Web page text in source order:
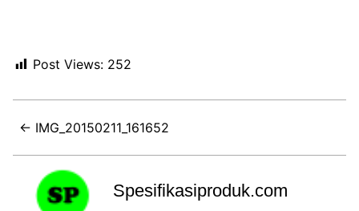
Post Views: 252
← IMG_20150211_161652
Spesifikasiproduk.com